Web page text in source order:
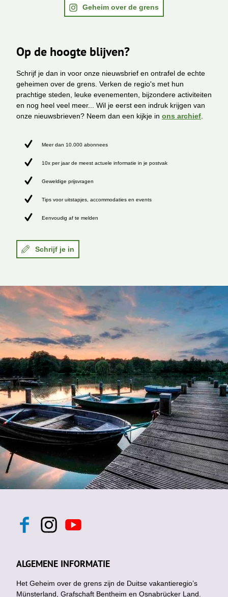
Geheim over de grens
Op de hoogte blijven?
Schrijf je dan in voor onze nieuwsbrief en ontrafel de echte
geheimen over de grens. Verken de regio's met hun
prachtige steden, leuke evenementen, bijzondere activiteiten
en nog heel veel meer... Wil je eerst een indruk krijgen van
onze nieuwsbrieven? Neem dan een kijkje in ons archief
Meer dan 10.000 abonnees
10x per jaar de meest actuele informatie in je postvak
Geweldige prijsvragen
Tips voor uitstapjes, accommodaties en events
Eenvoudig af te melden
Schrijf je in
F
b
o
k
I
n
a
g
a
Y
o
u
b
ALGEMENE INFORMATIE
Het Geheim over de grens zijn de Duitse vakantieregio’s
Münsterland, Grafschaft Bentheim en Osnabrücker Land.